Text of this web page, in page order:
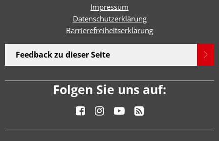
Impressum
Datenschutzerklärung
Barrierefreiheitserklärung
Feedback zu dieser Seite
Folgen Sie uns auf: